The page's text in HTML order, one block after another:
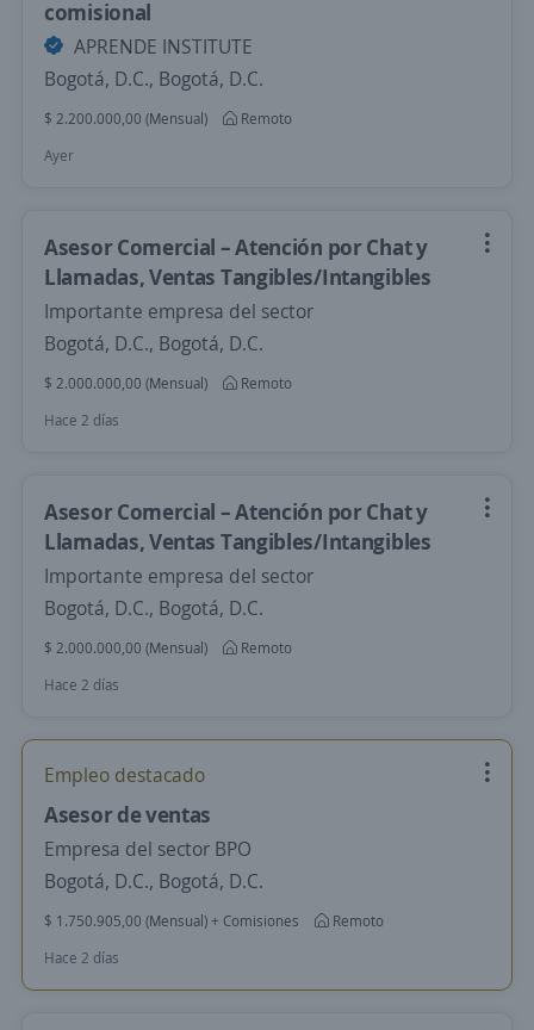
comisional
APRENDE INSTITUTE
Bogotá, D.C., Bogotá, D.C.
$ 2.200.000,00 (Mensual)
Remoto
Ayer
Asesor Comercial – Atención por Chat y
Llamadas, Ventas Tangibles/Intangibles
Importante empresa del sector
Bogotá, D.C., Bogotá, D.C.
$ 2.000.000,00 (Mensual)
Remoto
Hace 2 días
Asesor Comercial – Atención por Chat y
Llamadas, Ventas Tangibles/Intangibles
Importante empresa del sector
Bogotá, D.C., Bogotá, D.C.
$ 2.000.000,00 (Mensual)
Remoto
Hace 2 días
Empleo destacado
Asesor de ventas
Empresa del sector BPO
Bogotá, D.C., Bogotá, D.C.
$ 1.750.905,00 (Mensual) + Comisiones
Remoto
Hace 2 días